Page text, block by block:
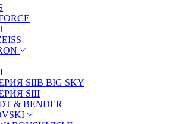
SIIB BIG SKY
SIII
& BENDER